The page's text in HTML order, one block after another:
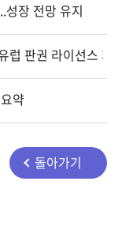
장 전망 유지
럽 판권 라이선스 계
약
돌아가기